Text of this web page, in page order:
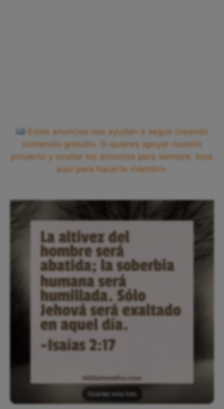
Estos anuncios nos ayudan a seguir creando
contenido gratuito. Si quieres apoyar nuestro
proyecto y ocultar los anuncios para siempre, toca
aquí para hacerte miembro.
Guardar esta foto